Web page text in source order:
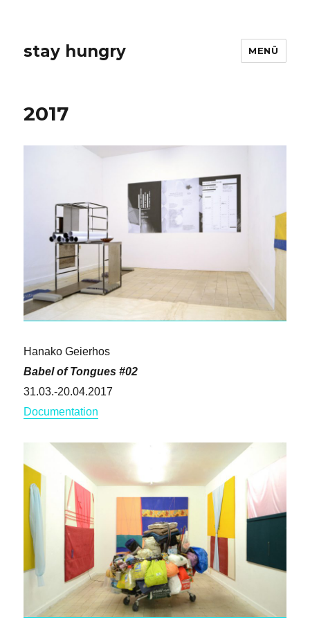
stay hungry MENÜ
2017
Hanako Geierhos
Babel of Tongues #02
31.03.-20.04.2017
Documentation